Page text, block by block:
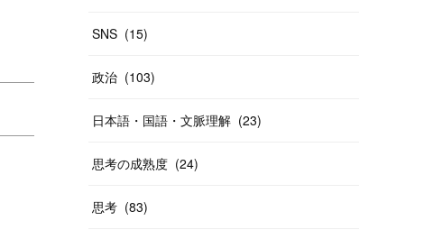
SNS (15)
政治 (103)
日本語・国語・文脈理解 (23)
思考の成熟度 (24)
思考 (83)